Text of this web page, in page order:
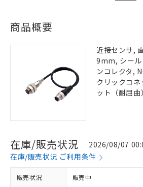
商品概要
近接センサ,
9mm, シール
ンコレクタ,
クリックコ
ット（耐屈
在庫/販売状況
2026/08/07
在庫/販売状況 ご利用条件
販売状況 販売中